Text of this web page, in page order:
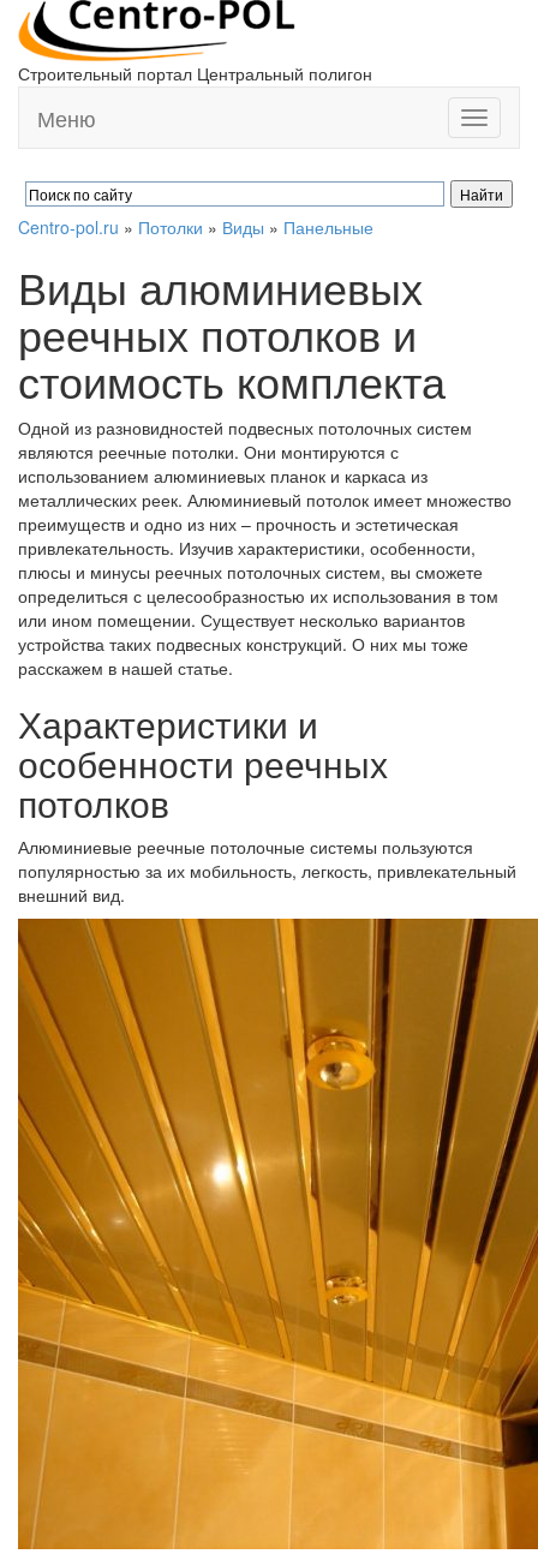
Строительный портал Центральный полигон
Toggle
Меню
Centro-pol.ru » Потолки » Виды » Панельные
Виды алюминиевых
реечных потолков и
стоимость комплекта
Одной из разновидностей подвесных потолочных систем
являются реечные потолки. Они монтируются с
использованием алюминиевых планок и каркаса из
металлических реек. Алюминиевый потолок имеет множество
преимуществ и одно из них – прочность и эстетическая
привлекательность. Изучив характеристики, особенности,
плюсы и минусы реечных потолочных систем, вы сможете
определиться с целесообразностью их использования в том
или ином помещении. Существует несколько вариантов
устройства таких подвесных конструкций. О них мы тоже
расскажем в нашей статье.
Характеристики и
особенности реечных
потолков
Алюминиевые реечные потолочные системы пользуются
популярностью за их мобильность, легкость, привлекательный
внешний вид.